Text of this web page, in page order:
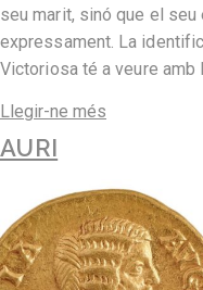
seu marit, sinó que el
expressament. La
Victoriosa té a veure amb
Llegir-ne més
AURI